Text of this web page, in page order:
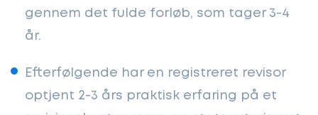
gennem det fulde forløb, som tager 3-4
år.
Efterfølgende har en registreret revisor
optjent 2-3 års praktisk erfaring på et